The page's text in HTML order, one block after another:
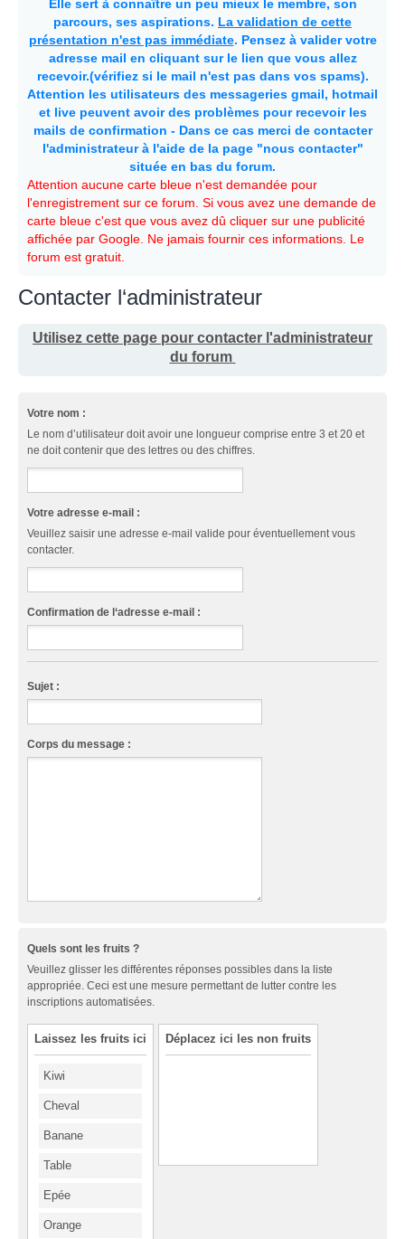
Elle sert à connaître un peu mieux le membre, son
parcours, ses aspirations. La validation de cette
présentation n'est pas immédiate. Pensez à valider votre
adresse mail en cliquant sur le lien que vous allez
recevoir.(vérifiez si le mail n'est pas dans vos spams).
Attention les utilisateurs des messageries gmail, hotmail
et live peuvent avoir des problèmes pour recevoir les
mails de confirmation - Dans ce cas merci de contacter
l'administrateur à l'aide de la page "nous contacter"
située en bas du forum.
Attention aucune carte bleue n'est demandée pour
l'enregistrement sur ce forum. Si vous avez une demande de
carte bleue c'est que vous avez dû cliquer sur une publicité
affichée par Google. Ne jamais fournir ces informations. Le
forum est gratuit.
Contacter l‘administrateur
Utilisez cette page pour contacter l'administrateur
du forum
Votre nom :
Le nom d’utilisateur doit avoir une longueur comprise entre 3 et 20 et
ne doit contenir que des lettres ou des chiffres.
Votre adresse e-mail :
Veuillez saisir une adresse e-mail valide pour éventuellement vous
contacter.
Confirmation de l‘adresse e-mail :
Sujet :
Corps du message :
Quels sont les fruits ?
Veuillez glisser les différentes réponses possibles dans la liste
appropriée. Ceci est une mesure permettant de lutter contre les
inscriptions automatisées.
Laissez les fruits ici
Kiwi
Cheval
Banane
Table
Epée
Orange
Déplacez ici les non fruits